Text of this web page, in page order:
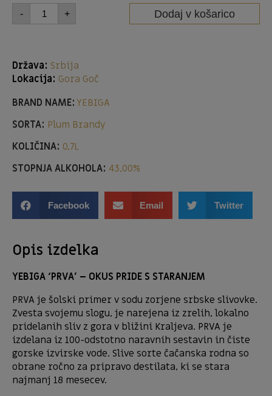
- + Dodaj v košarico
Država: Srbija
Lokacija: Gora Goč
BRAND NAME:YEBIGA
SORTA: Plum Brandy
KOLIČINA: 0,7L
STOPNJA ALKOHOLA: 43,00%
Facebook Email Twitter
Opis izdelka
YEBIGA ‘PRVA’ – OKUS PRIDE S STARANJEM
PRVA je šolski primer v sodu zorjene srbske slivovke.
Zvesta svojemu slogu, je narejena iz zrelih, lokalno
pridelanih sliv z gora v bližini Kraljeva. PRVA je
izdelana iz 100-odstotno naravnih sestavin in čiste
gorske izvirske vode. Slive sorte čačanska rodna so
obrane ročno za pripravo destilata, ki se stara
najmanj 18 mesecev.